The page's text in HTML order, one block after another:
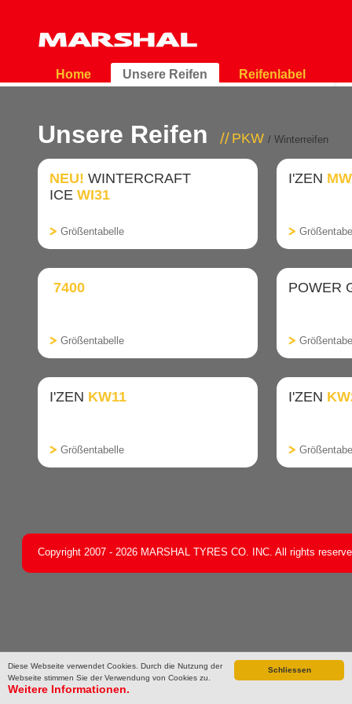
Schliessen
Diese Webseite verwendet Cookies. Durch die Nutzung der
Webseite stimmen Sie der Verwendung von Cookies zu.
Weitere Informationen.
Home Unsere Reifen Reifenlabel
Unsere Reifen PKW / Winterreifen
NEU! WINTERCRAFT
ICE WI31
Größentabelle
I'ZEN
7400
Größentabelle
POWER
I'ZEN KW11
Größentabelle
I'ZEN
Copyright 2007 - 2026 MARSHAL TYRES CO. INC. All rights